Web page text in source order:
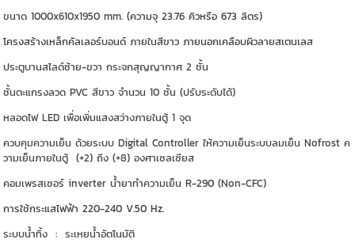
ขนาด 1000x610x1950 mm.(ความจุ 23.76 คิวหรือ 673 ลิตร)
โครงสร้างเหล็กคัลเลอร์บอนด์ ภายในสีขาว ภายนอกเคลือบผิวลายสเตนเลส
ประตูบานสไลด์ซ้าย-ขวา กระจกสุญญากาศ 2 ชั้น
ชั้นตะแกรงลวด PVC สีขาว จำนวน 10 ชั้น (ปรับระดับได้)
หลอดไฟ LED เพื่อเพิ่มแสงสว่างภายในตู้ 1 จุด
ควบคุมความเย็น ด้วยระบบ Digital Controller ให้ความเย็นระบบลมเย็น Nofrost ค
วามเย็นภายในตู้ (+2) ถึง (+8) องศาเซลเซียส
คอมเพรสเซอร์ inverter น้ำยาทำความเย็นR-290 (Non-CFC)
การใช้กระแสไฟฟ้า 220-240 V.50 Hz.
ระบบน้ำทิ้ง : ระเหยน้ำอัตโนมัติ